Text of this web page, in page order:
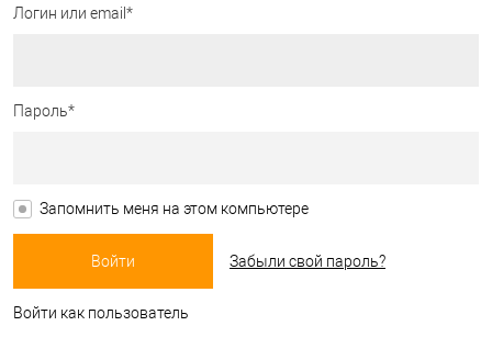
Логин или email*
Пароль*
Запомнить меня на этом компьютере
Забыли свой пароль?
Войти как пользователь